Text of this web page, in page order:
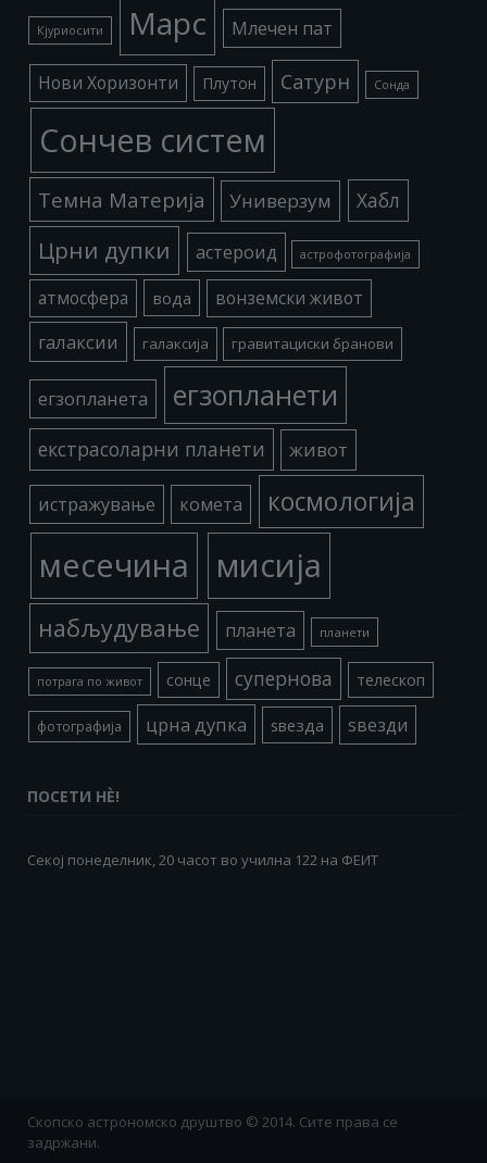
Кјуриосити Марс Млечен пат
Нови Хоризонти Плутон Сатурн Сонда
Сончев систем
Темна Материја Универзум Хабл
Црни дупки астероид астрофотографија
атмосфера вода вонземски живот
галаксии галаксија гравитациски бранови
егзопланета егзопланети
екстрасоларни планети живот
истражување комета космологија
месечина мисија
набљудување планета планети
потрага по живот сонце супернова телескоп
фотографија црна дупка ѕвезда ѕвезди
ПОСЕТИ НÈ!
Секој понеделник, 20 часот во училна 122 на ФЕИТ
Скопско астрономско друштво © 2014. Сите права се
задржани.